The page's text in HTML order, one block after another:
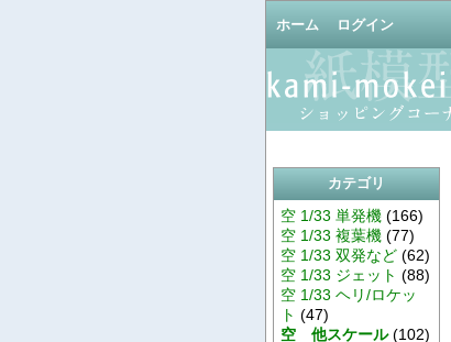
ホーム ログイン
カテゴリ
空 1/33 単発機(166)
空 1/33 複葉機(77)
空 1/33 双発など(62)
空 1/33 ジェット (88)
空 1/33 ヘリ/ロケッ
ト (47)
空 他スケール(102)